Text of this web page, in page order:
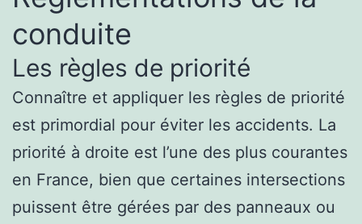
conduite
Les règles de priorité
Connaître et appliquer les règles de priorité
est primordial pour éviter les accidents. La
priorité à droite est l’une des plus courantes
en France, bien que certaines intersections
puissent être gérées par des panneaux ou